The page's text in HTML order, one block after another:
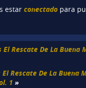
estar conectadopara
Rescate De La Buena
Rescate De La Buena
1 »